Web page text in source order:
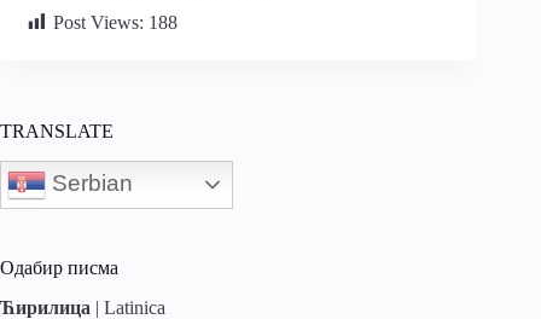
Post Views: 188
TRANSLATE
Serbian
Одабир писма
Ћирилица | Latinica